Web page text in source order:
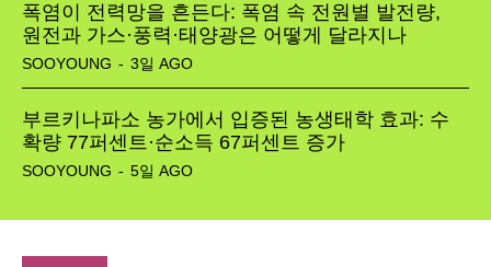
폭염이 전력망을 흔든다: 폭염 속 전원별 발전량,
원전과 가스·풍력·태양광은 어떻게 달라지나
SOOYOUNG - 3일 AGO
부르키나파소 농가에서 입증된 농생태학 효과: 수
확량 77퍼센트·순소득 67퍼센트 증가
SOOYOUNG - 5일 AGO